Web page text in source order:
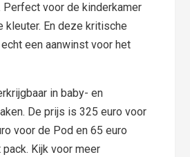
voor de kinderkamer
kleuter. En deze kritische
een aanwinst voor het
in baby- en
De prijs is 325 euro voor
voor de Pod en 65 euro
Kijk voor meer